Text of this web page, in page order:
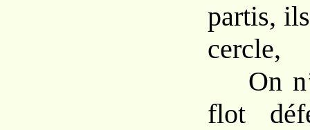
partis,
cercle,
On
flot